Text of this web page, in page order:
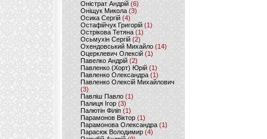
Оністрат Андрій (6)
Оніщук Микола (3)
Осика Сергій(4)
Остафійчук Григорій(1)
Острікова Тетяна (1)
Осьмухін Сергій (2)
Охендовський Михайло (14)
Оцерклевич Олексій (1)
Павелко Андрій (2)
Павленко (Хорт) Юрій (1)
Павленко Олександра (1)
Павленко Олексій Михайлович
(3)
Павліш Павло(1)
Палиця Ігор (3)
Палютін Філіп(1)
Парамонов Віктор (1)
Парамонова Олександра(1)
Парасюк Володимир(4)